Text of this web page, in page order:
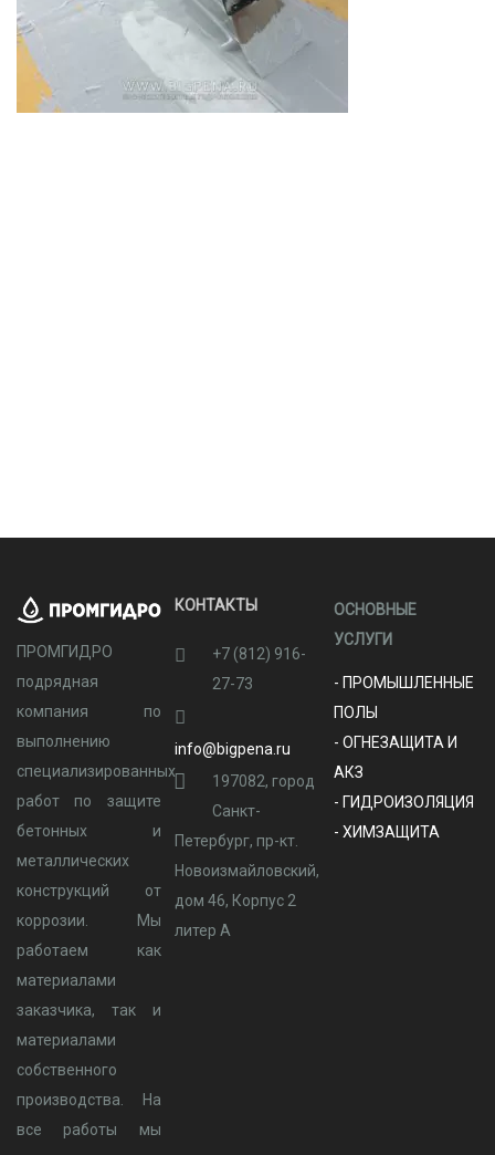
ПРОМГИДРО
подрядная
компания по
выполнению
специализированных
работ по защите
бетонных и
металлических
конструкций от
коррозии. Мы
работаем как
материалами
заказчика, так и
материалами
собственного
производства. На
все работы мы
КОНТАКТЫ
+7 (812) 916-
27-73
info@bigpena.ru
197082, город
Санкт-
Петербург, пр-кт.
Новоизмайловский,
дом 46, Корпус 2
литер А
ОСНОВНЫЕ
УСЛУГИ
- ПРОМЫШЛЕННЫЕ
ПОЛЫ
- ОГНЕЗАЩИТА И
АКЗ
- ГИДРОИЗОЛЯЦИЯ
- ХИМЗАЩИТА